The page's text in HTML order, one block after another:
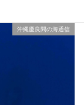
沖縄慶良間の海通信